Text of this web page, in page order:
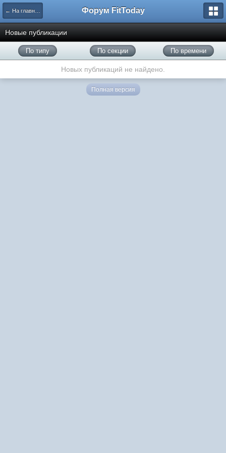
← На главную Форум FitToday
Новые публикации
По типу По секции По времени
Новых публикаций не найдено.
Полная версия